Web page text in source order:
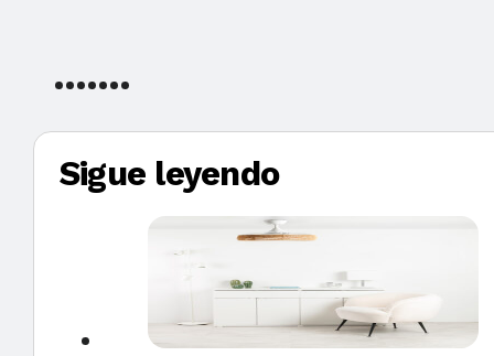
Sigue leyendo